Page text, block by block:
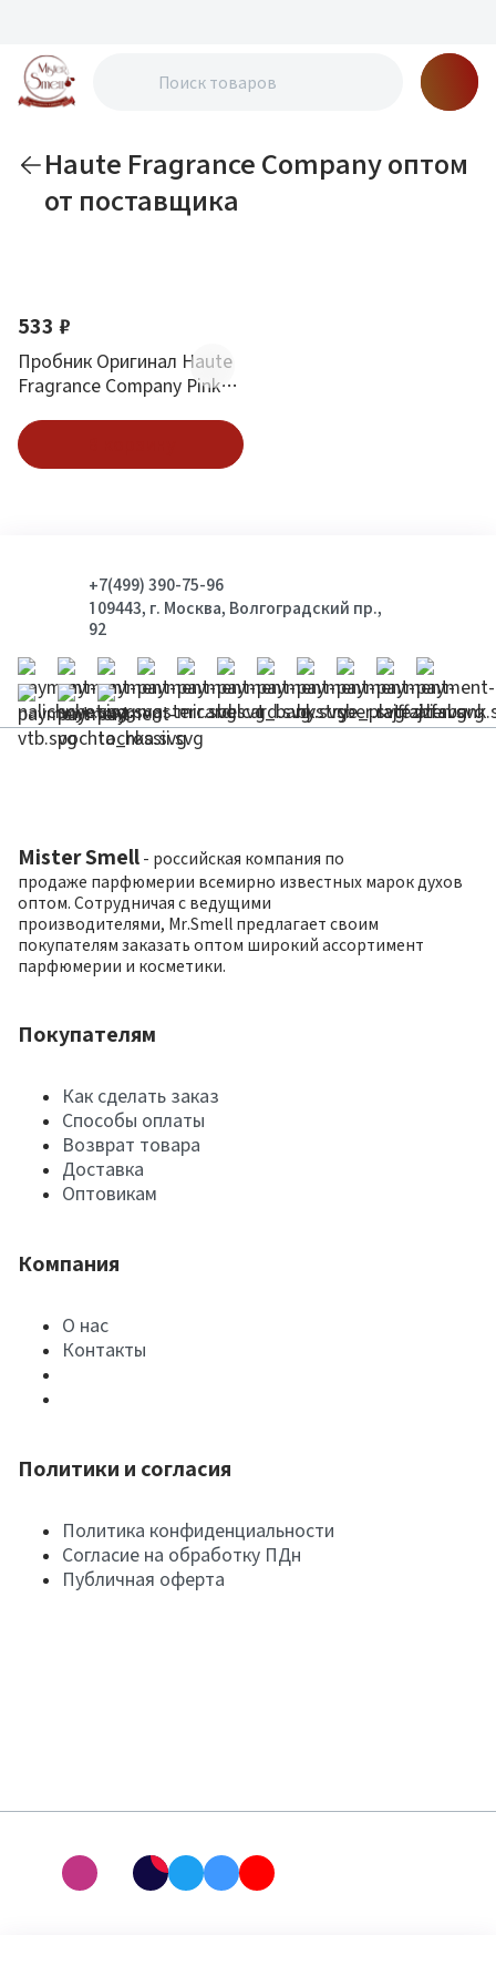
Haute Fragrance Company оптом
от поставщика
533 ₽
Пробник Оригинал Haute
Fragrance Company Pink
+7(499) 390-75-96
109443, г. Москва, Волгоградский пр.,
92
Mister Smell - российская компания по
продаже парфюмерии всемирно известных марок духов
оптом. Сотрудничая с ведущими
производителями, Mr.Smell предлагает своим
покупателям заказать оптом широкий ассортимент
парфюмерии и косметики.
Покупателям
Как сделать заказ
Способы оплаты
Возврат товара
Доставка
Оптовикам
Компания
О нас
Контакты
Политики и согласия
Политика конфиденциальности
Согласие на обработку ПДн
Публичная оферта